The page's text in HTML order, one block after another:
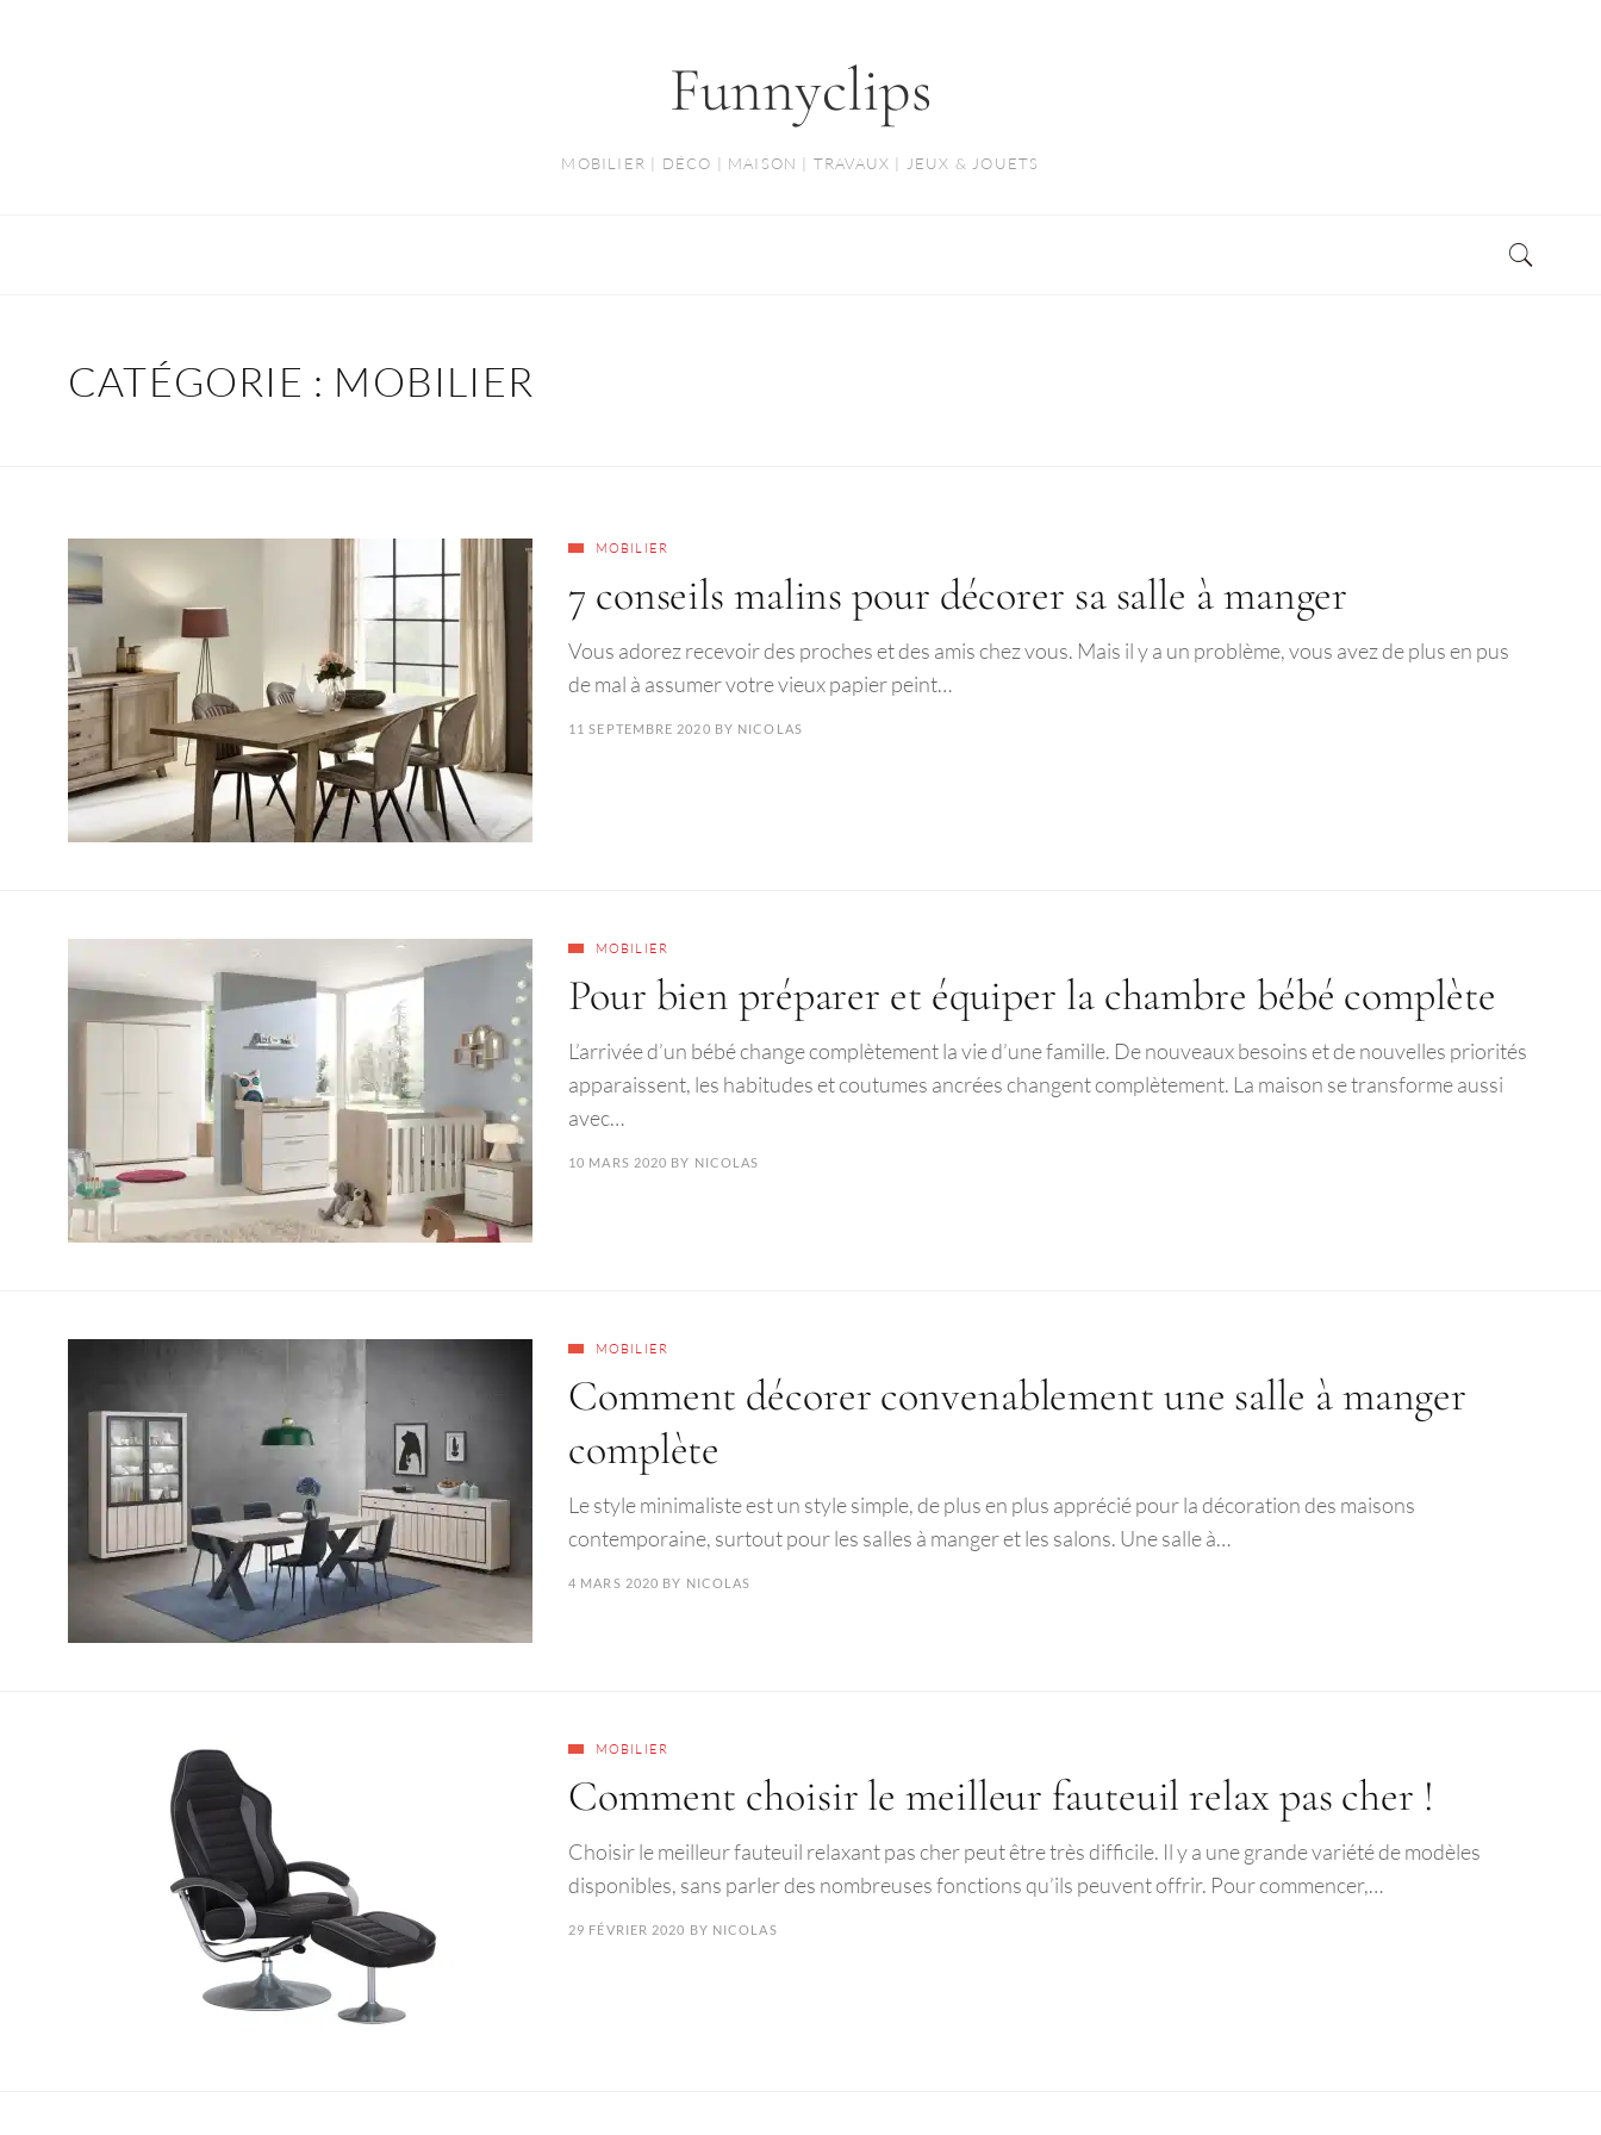
Funnyclips
MOBILIER | DÉCO | MAISON | TRAVAUX | JEUX & JOUETS
CATÉGORIE : MOBILIER
MOBILIER
7 conseils malins pour décorer sa salle à manger
Vous adorez recevoir des proches et des amis chez vous. Mais il y a un problème, vous avez de plus en pus
de mal à assumer votre vieux papier peint…
11 SEPTEMBRE 2020 BY NICOLAS
MOBILIER
Pour bien préparer et équiper la chambre bébé complète
L’arrivée d’un bébé change complètement la vie d’une famille. De nouveaux besoins et de nouvelles priorités
apparaissent, les habitudes et coutumes ancrées changent complètement. La maison se transforme aussi
avec…
10 MARS 2020 BY NICOLAS
MOBILIER
Comment décorer convenablement une salle à manger
complète
Le style minimaliste est un style simple, de plus en plus apprécié pour la décoration des maisons
contemporaine, surtout pour les salles à manger et les salons. Une salle à…
4 MARS 2020 BY NICOLAS
MOBILIER
Comment choisir le meilleur fauteuil relax pas cher !
Choisir le meilleur fauteuil relaxant pas cher peut être très difficile. Il y a une grande variété de modèles
disponibles, sans parler des nombreuses fonctions qu’ils peuvent offrir. Pour commencer,…
29 FÉVRIER 2020 BY NICOLAS